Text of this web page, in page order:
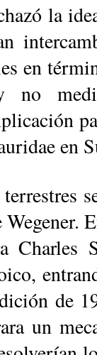
la
en
en
Charles
de
un